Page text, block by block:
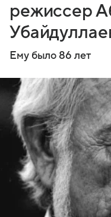
режиссер
Ему было 86 лет